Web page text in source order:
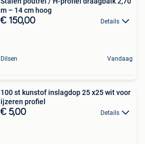
m – 14 cm hoog
€ 150,00 Details
Dilsen Vandaag
100 st kunstof inslagdop 25 x25 wit voor
ijzeren profiel
€ 5,00 Details